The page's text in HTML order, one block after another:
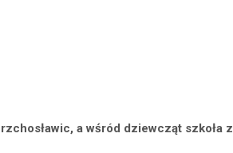
a wśród dziewcząt szkoła z